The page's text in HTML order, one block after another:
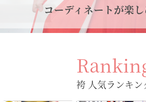
コーディネートが楽
袴 人気ランキン